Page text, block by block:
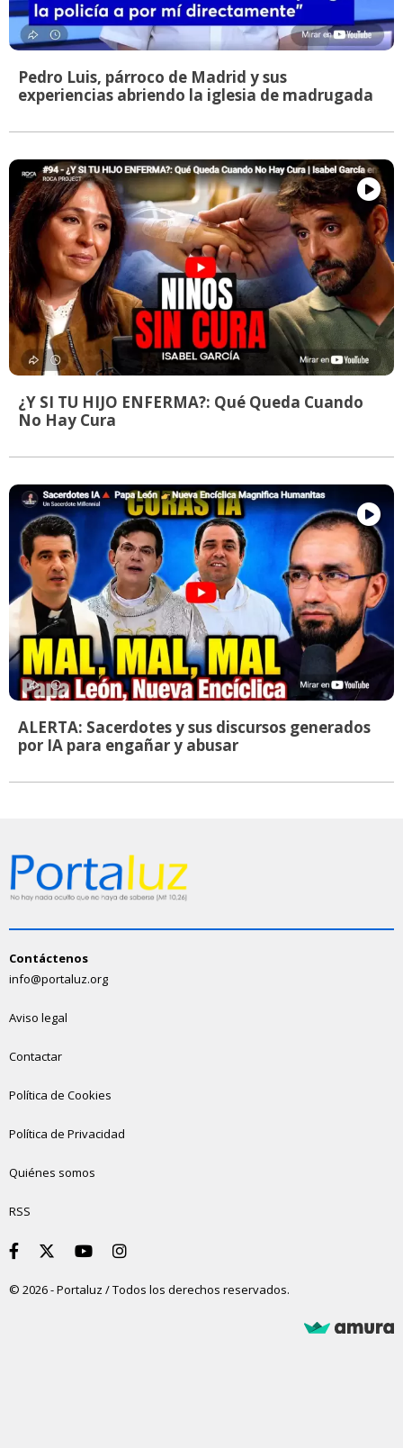
Pedro Luis, párroco de Madrid y sus
experiencias abriendo la iglesia de madrugada
¿Y SI TU HIJO ENFERMA?: Qué Queda Cuando
No Hay Cura
ALERTA: Sacerdotes y sus discursos generados
por IA para engañar y abusar
Contáctenos
info@portaluz.org
Aviso legal
Contactar
Política de Cookies
Política de Privacidad
Quiénes somos
RSS
© 2026 - Portaluz / Todos los derechos reservados.